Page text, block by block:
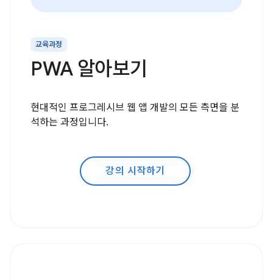
교육과정
PWA 알아보기
현대적인 프로그레시브 웹 앱 개발의 모든 측면을 분
석하는 과정입니다.
강의 시작하기